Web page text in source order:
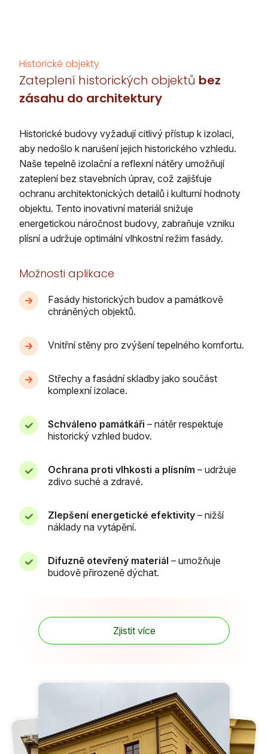
Historické objekty
Zateplení historických objektů bez
zásahu do architektury
Historické budovy vyžadují citlivý přístup k izolaci,
aby nedošlo k narušení jejich historického vzhledu.
Naše tepelně izolační a reflexní nátěry umožňují
zateplení bez stavebních úprav, což zajišťuje
ochranu architektonických detailů i kulturní hodnoty
objektu. Tento inovativní materiál snižuje
energetickou náročnost budovy, zabraňuje vzniku
plísní a udržuje optimální vlhkostní režim fasády.
Možnosti aplikace
Fasády historických budov a památkově
chráněných objektů.
Vnitřní stěny pro zvýšení tepelného komfortu.
Střechy a fasádní skladby jako součást
komplexní izolace.
Schváleno památkáři – nátěr respektuje
historický vzhled budov.
Ochrana proti vlhkosti a plísním – udržuje
zdivo suché a zdravé.
Zlepšení energetické efektivity – nižší
náklady na vytápění.
Difuzně otevřený materiál – umožňuje
budově přirozeně dýchat.
Zjistit více